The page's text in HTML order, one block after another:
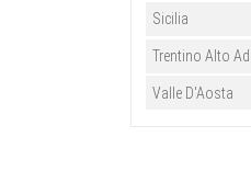
Sicilia
Trentino Alto
Valle D'Aosta